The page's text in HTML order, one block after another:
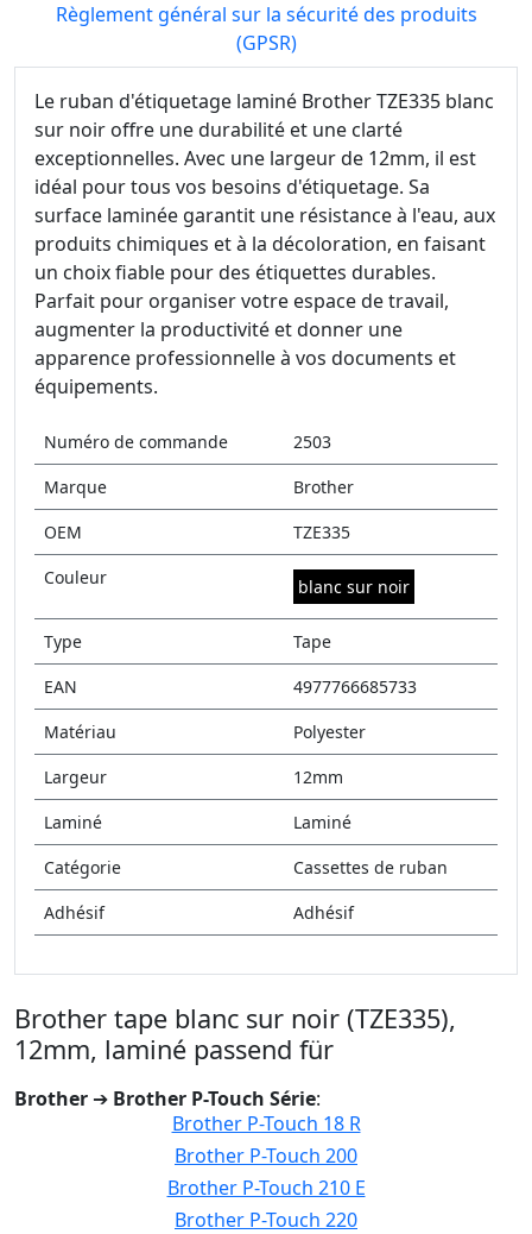
Règlement général sur la sécurité des produits
(GPSR)
Le ruban d'étiquetage laminé Brother TZE335 blanc
sur noir offre une durabilité et une clarté
exceptionnelles. Avec une largeur de 12mm, il est
idéal pour tous vos besoins d'étiquetage. Sa
surface laminée garantit une résistance à l'eau, aux
produits chimiques et à la décoloration, en faisant
un choix fiable pour des étiquettes durables.
Parfait pour organiser votre espace de travail,
augmenter la productivité et donner une
apparence professionnelle à vos documents et
équipements.
Numéro de commande
2503
Marque
Brother
OEM
TZE335
Couleur
blanc sur noir
Type
Tape
EAN
4977766685733
Matériau
Polyester
Largeur
12mm
Laminé
Laminé
Catégorie
Cassettes de ruban
Adhésif
Adhésif
Brother tape blanc sur noir (TZE335),
12mm, laminé passend für
Brother ➔ Brother P-Touch Série:
Brother P-Touch 18 R
Brother P-Touch 200
Brother P-Touch 210 E
Brother P-Touch 220